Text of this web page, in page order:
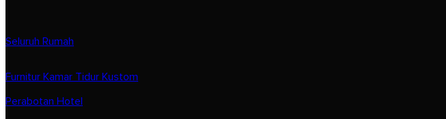
Seluruh Rumah
Furnitur Kamar Tidur Kustom
Perabotan Hotel